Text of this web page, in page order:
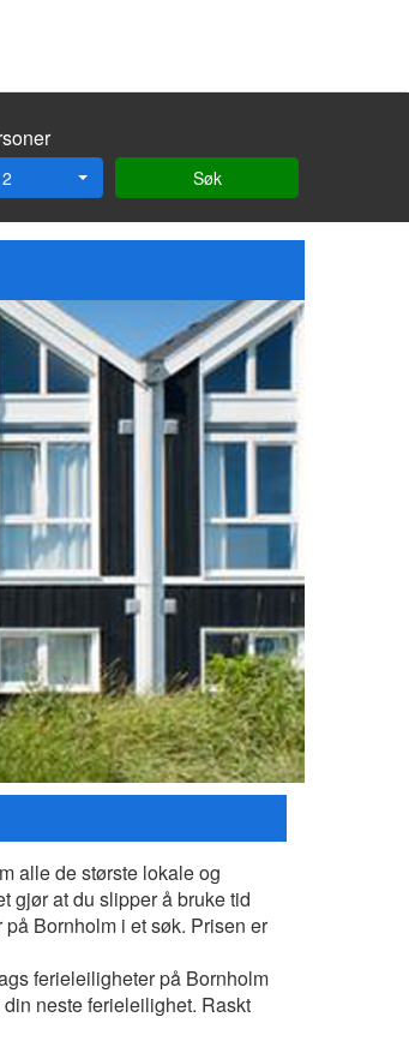
2 Søk
alle de største lokale og
gjør at du slipper å bruke tid
Bornholm i et søk. Prisen er
ferieleiligheter på Bornholm
neste ferieleilighet. Raskt